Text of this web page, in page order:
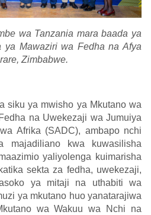
wa Tanzania mara baada ya
ya Mawaziri wa Fedha na Afya
Zimbabwe.
siku ya mwisho ya Mkutano wa
na Uwekezaji wa Jumuiya
Afrika (SADC), ambapo nchi
majadiliano kwa kuwasilisha
yaliyolenga kuimarisha
sekta za fedha, uwekezaji,
ya mitaji na uthabiti wa
ya mkutano huo yanatarajiwa
wa Wakuu wa Nchi na